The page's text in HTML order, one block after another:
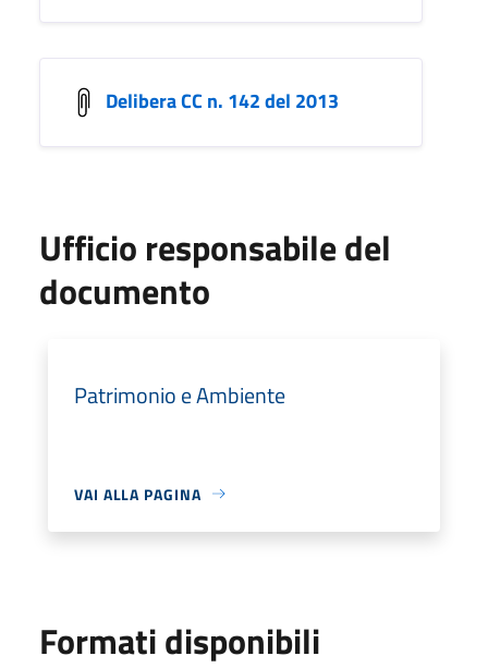
Delibera CC n. 142 del 2013
Ufficio responsabile del
documento
Patrimonio e Ambiente
VAI ALLA PAGINA
Formati disponibili